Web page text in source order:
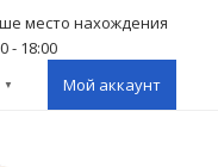
место нахождения
- 18:00
▼ Мой аккаунт